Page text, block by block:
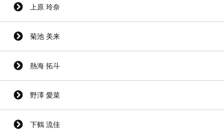
上原 玲奈
菊池 美来
熱海 拓斗
野澤 愛菜
下鶴 流佳